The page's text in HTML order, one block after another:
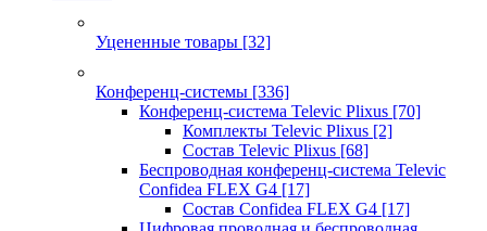
Уцененные товары [32]
Конференц-системы [336]
Конференц-система Televic Plixus [70]
Комплекты Televic Plixus [2]
Состав Televic Plixus [68]
Беспроводная конференц-система Televic
Confidea FLEX G4 [17]
Состав Confidea FLEX G4 [17]